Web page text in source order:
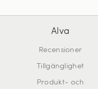
Alva
Recensioner
Tillgänglighet
Produkt- och